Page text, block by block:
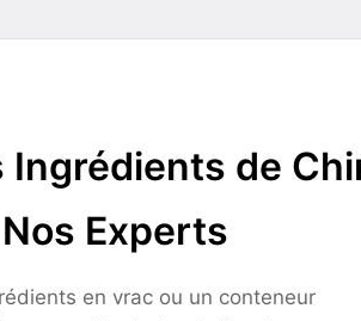
de
Experts
en vrac ou un conteneur